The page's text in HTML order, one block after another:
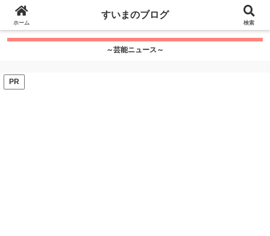
google.com, pub-7115624674097404, DIRECT,
f08c47fec0942fa0
～芸能ニュース～
PR
ホーム
すいまのブログ
検索